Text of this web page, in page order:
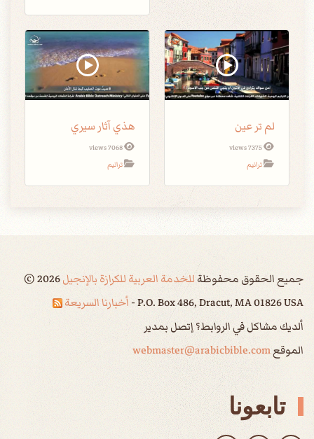
لم تر عين
7375 views
ترانيم
هذي آثار سيري
7068 views
ترانيم
جميع الحقوق محفوظةللخدمة العربية للكرازة بالإنجيل ©2026
P.O. Box 486, Dracut, MA 01826 USA - أخبارنا السريعة
ألديك مشاكل في الروابط؟ إتصل بمدير
الموقعwebmaster@arabicbible.com
تابعونا